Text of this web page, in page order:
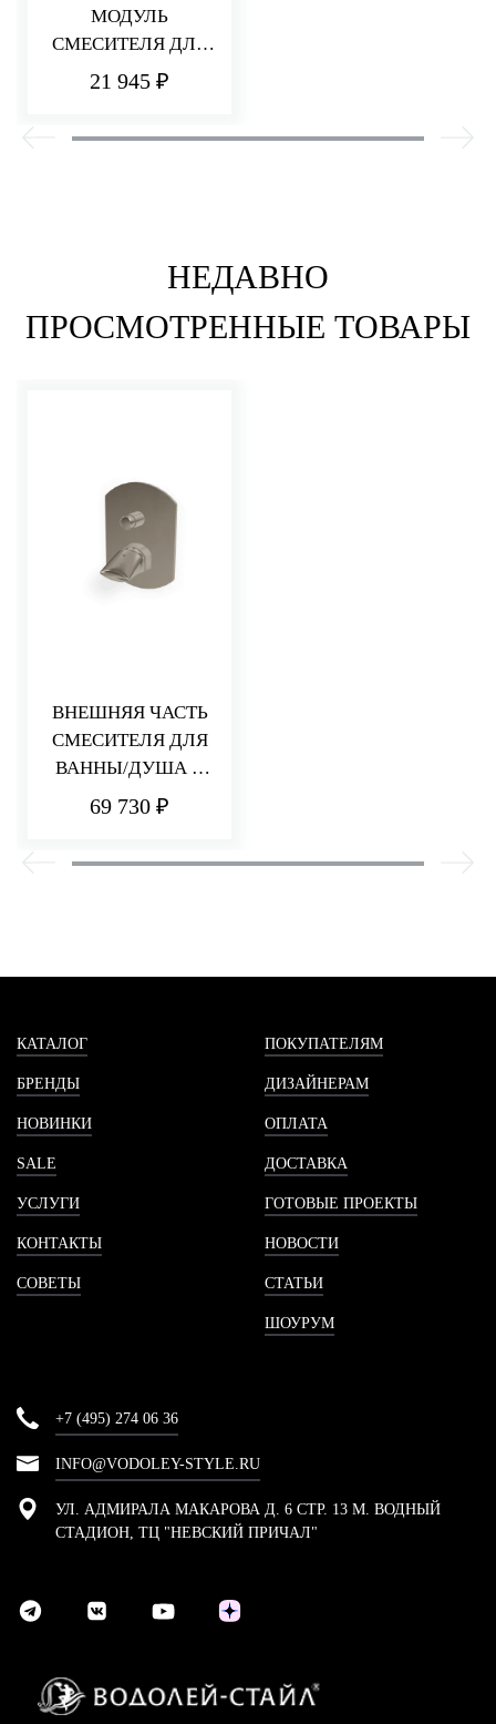
МОДУЛЬ
СМЕСИТЕЛЯ ДЛЯ
ВАННЫ/ДУША С
21 945 ₽
НЕДАВНО
ПРОСМОТРЕННЫЕ ТОВАРЫ
ВНЕШНЯЯ ЧАСТЬ
СМЕСИТЕЛЯ ДЛЯ
ВАННЫ/ДУША С
ПЕРЕКЛЮЧАТЕЛЕ
69 730 ₽
КАТАЛОГ
БРЕНДЫ
НОВИНКИ
SALE
УСЛУГИ
КОНТАКТЫ
СОВЕТЫ
ПОКУПАТЕЛЯМ
ДИЗАЙНЕРАМ
ОПЛАТА
ДОСТАВКА
ГОТОВЫЕ ПРОЕКТЫ
НОВОСТИ
СТАТЬИ
ШОУРУМ
+7 (495) 274 06 36
INFO@VODOLEY-STYLE.RU
УЛ. АДМИРАЛА МАКАРОВА Д. 6 СТР. 13 М. ВОДНЫЙ
СТАДИОН, ТЦ "НЕВСКИЙ ПРИЧАЛ"